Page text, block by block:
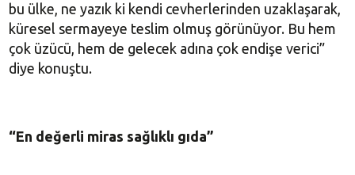
bu ülke, ne yazık ki kendi cevherlerinden uzaklaşarak,
küresel sermayeye teslim olmuş görünüyor. Bu hem
çok üzücü, hem de gelecek adına çok endişe verici”
diye konuştu.
“En değerli miras sağlıklı gıda”